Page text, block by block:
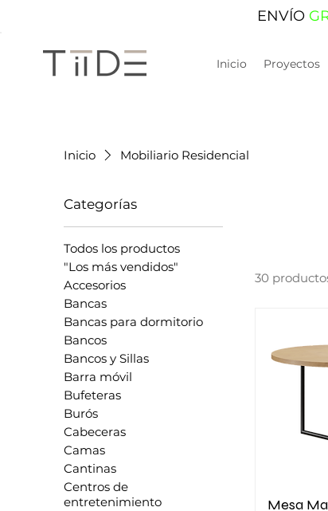
ENVÍO
Inicio Proyectos
Inicio Mobiliario Residencial
Categorías
Todos los productos
"Los más vendidos"
Accesorios
Bancas
Bancas para dormitorio
Bancos
Bancos y Sillas
Barra móvil
Bufeteras
Burós
Cabeceras
Camas
Cantinas
Centros de
entretenimiento
30
Mesa